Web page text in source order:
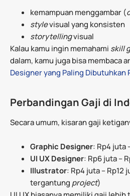
kemampuan menggambar (
stylevisual yang konsisten
storytellingvisual
Kalau kamu ingin memahami skill
dalam, kamu juga bisa membaca
Designer yang Paling Dibutuhkan
Perbandingan Gaji di
Secara umum, kisaran gaji
Graphic Designer: Rp4 juta
UI UX Designer: Rp6 juta –
Illustrator: Rp4 juta – Rp12
tergantung project)